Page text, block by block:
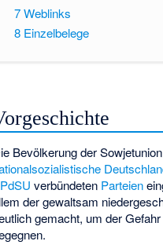
7Weblinks
8 Einzelbelege
Bevölkerung der
verbündeten Parteien
der gewaltsam
gemacht, um der